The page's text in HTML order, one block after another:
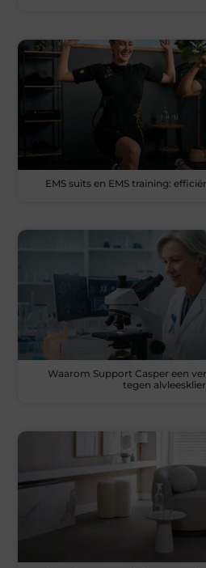
EMS suits en EMS training:
Waarom Support Casper een
tegen